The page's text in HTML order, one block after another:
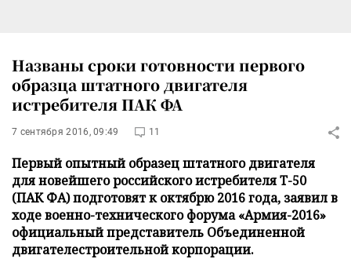
Названы сроки готовности первого
образца штатного двигателя
истребителя ПАК ФА
7 сентября 2016, 09:49 11
Первый опытный образец штатного двигателя
для новейшего российского истребителя Т-50
(ПАК ФА) подготовят к октябрю 2016 года, заявил в
ходе военно-технического форума «Армия-2016»
официальный представитель Объединенной
двигателестроительной корпорации.